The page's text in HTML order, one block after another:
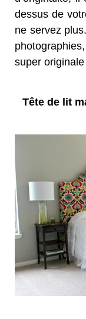
dessus de
ne servez
super
Tête de lit